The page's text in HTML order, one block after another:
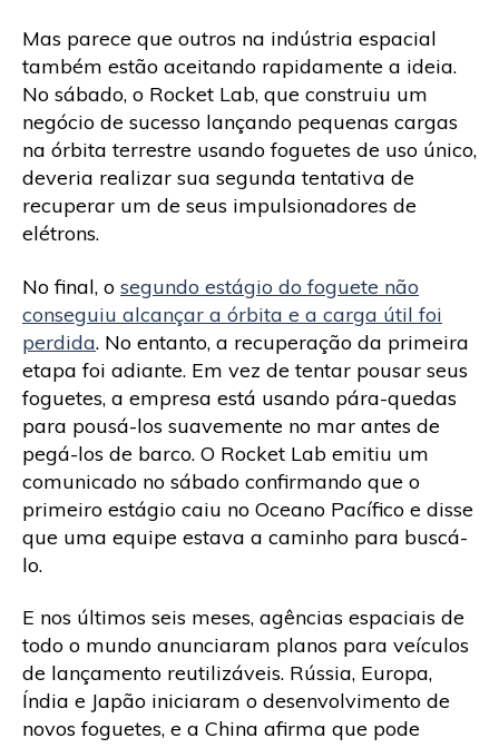
Mas parece que outros na indústria espacial
também estão aceitando rapidamente a ideia.
No sábado, o Rocket Lab, que construiu um
negócio de sucesso lançando pequenas cargas
na órbita terrestre usando foguetes de uso único,
deveria realizar sua segunda tentativa de
recuperar um de seus impulsionadores de
elétrons.
No final, o segundo estágio do foguete não
conseguiu alcançar a órbita e a carga útil foi
perdida. No entanto, a recuperação da primeira
etapa foi adiante. Em vez de tentar pousar seus
foguetes, a empresa está usando pára-quedas
para pousá-los suavemente no mar antes de
pegá-los de barco. O Rocket Lab emitiu um
comunicado no sábado confirmando que o
primeiro estágio caiu no Oceano Pacífico e disse
que uma equipe estava a caminho para buscá-
lo.
E nos últimos seis meses, agências espaciais de
todo o mundo anunciaram planos para veículos
de lançamento reutilizáveis. Rússia, Europa,
Índia e Japão iniciaram o desenvolvimento de
novos foguetes, e a China afirma que pode